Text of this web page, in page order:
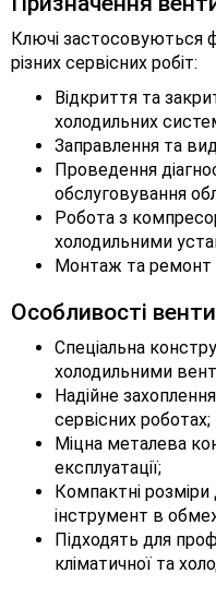
Ключі застосовуються
різних сервісних робіт:
Відкриття та
холодильних
Заправлення та
Проведення
обслуговування
Робота з
холодильними
Монтаж та ремонт
Особливості
Спеціальна
холодильними
Надійне
сервісних роботах;
Міцна металева
експлуатації;
Компактні
інструмент в
Підходять для
кліматичної та